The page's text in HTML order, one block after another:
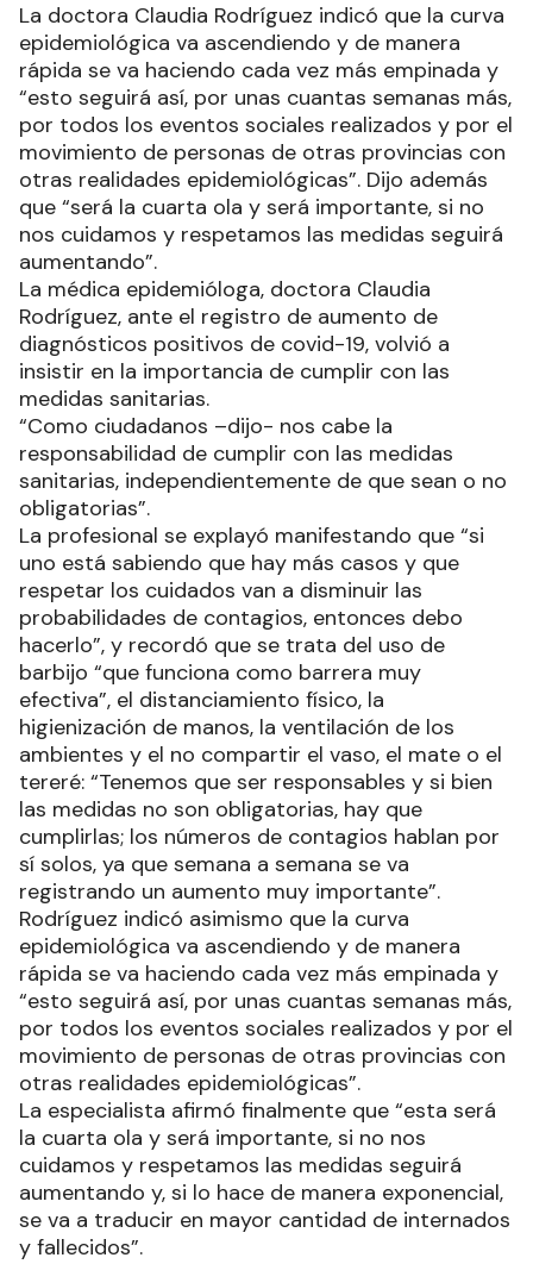
La doctora Claudia Rodríguez indicó que la curva
epidemiológica va ascendiendo y de manera
rápida se va haciendo cada vez más empinada y
“esto seguirá así, por unas cuantas semanas más,
por todos los eventos sociales realizados y por el
movimiento de personas de otras provincias con
otras realidades epidemiológicas”. Dijo además
que “será la cuarta ola y será importante, si no
nos cuidamos y respetamos las medidas seguirá
aumentando”.
La médica epidemióloga, doctora Claudia
Rodríguez, ante el registro de aumento de
diagnósticos positivos de covid-19, volvió a
insistir en la importancia de cumplir con las
medidas sanitarias.
“Como ciudadanos –dijo- nos cabe la
responsabilidad de cumplir con las medidas
sanitarias, independientemente de que sean o no
obligatorias”.
La profesional se explayó manifestando que “si
uno está sabiendo que hay más casos y que
respetar los cuidados van a disminuir las
probabilidades de contagios, entonces debo
hacerlo”, y recordó que se trata del uso de
barbijo “que funciona como barrera muy
efectiva”, el distanciamiento físico, la
higienización de manos, la ventilación de los
ambientes y el no compartir el vaso, el mate o el
tereré: “Tenemos que ser responsables y si bien
las medidas no son obligatorias, hay que
cumplirlas; los números de contagios hablan por
sí solos, ya que semana a semana se va
registrando un aumento muy importante”.
Rodríguez indicó asimismo que la curva
epidemiológica va ascendiendo y de manera
rápida se va haciendo cada vez más empinada y
“esto seguirá así, por unas cuantas semanas más,
por todos los eventos sociales realizados y por el
movimiento de personas de otras provincias con
otras realidades epidemiológicas”.
La especialista afirmó finalmente que “esta será
la cuarta ola y será importante, si no nos
cuidamos y respetamos las medidas seguirá
aumentando y, si lo hace de manera exponencial,
se va a traducir en mayor cantidad de internados
y fallecidos”.